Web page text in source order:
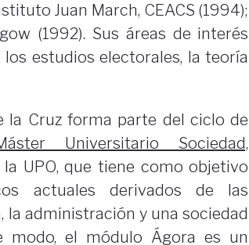
Juan March, CEACS (1994);
(1992). Sus áreas de interés
estudios electorales, la teoría
la Cruz forma parte del ciclo de
Universitario Sociedad,
la UPO, que tiene como objetivo
actuales derivados de las
administración y una sociedad
modo, el módulo Ágora es un